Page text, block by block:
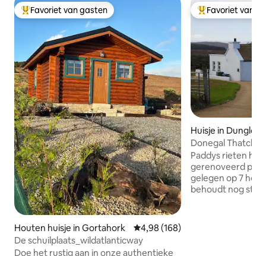
Topfavoriet van gasten
Favoriet van gasten
Houten huisje in Gortahork Gemiddelde beoordeling van
4,98 (168)
De schuilplaats_wildatlanticway
Doe het rustig aan in onze authentieke
Topfavoriet van
Favoriet van
Huisje in Dungloe
Donegal Thatch
Paddys rieten
gerenoveerd
gelegen op 7
behoudt nog